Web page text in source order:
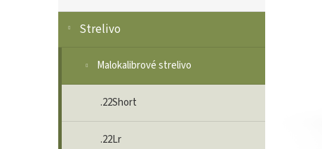
a
Strelivo
Malokalibrové strelivo
.22Short
.22Lr